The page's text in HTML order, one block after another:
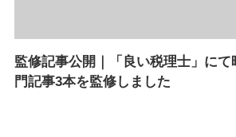
監修記事公開｜「良い税理士」に
門記事3本を監修しました